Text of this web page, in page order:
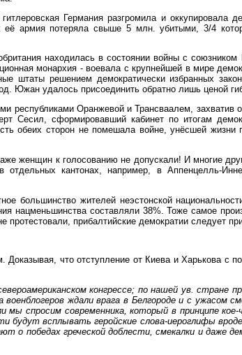
Германия разгромила и оккупировала
армия потеряла свыше 5 млн. убитыми, 3/4
находилась в состоянии войны с
монархия - воевала с крупнейшей в мире
решением демократически избранных
Южан удалось присоединить обратно лишь ценой
республиками Оранжевой и Трансваалем, захватив
Сесил, сформировавший кабинет по итогам
обеих сторон не помешала войне, унёсшей
женщин к голосованию не допускали! И многие
кантонах, например, в Аппенцелль-
жителей неэстонской
нацменьшинства составляли 38%. Тоже самое
прибалтийские демократии следует
что отступление от Киева и Харькова с
конгрессе; по нашей ув. стране
ждали врага в Белгороде и с ужасом
спросим современника, который в принципе кое-
будут всплывать геройские слова-иероглифы
победах греческой доблести, смекалки и даже